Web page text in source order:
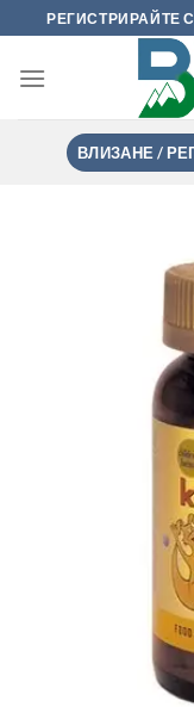
to
content
РЕГИСТРИРАЙТЕ
ВЛИЗАНЕ /